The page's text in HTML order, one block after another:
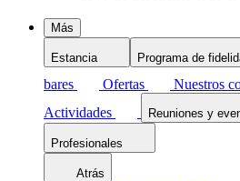
Más
Estancia Programa de
bares
Ofertas
Nuestros
Actividades
Reuniones y
Profesionales
Atrás